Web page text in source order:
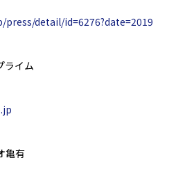
detail/id=6276?date=2019
ライム
亀有